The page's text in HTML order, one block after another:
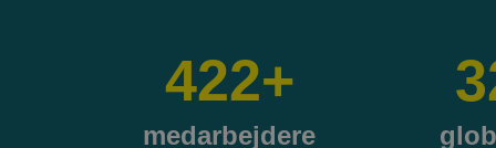
621+
medarbejdere